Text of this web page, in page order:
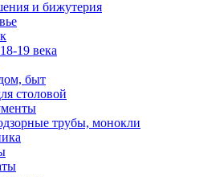
и бижутерия
19 века
быт
столовой
трубы, монокли